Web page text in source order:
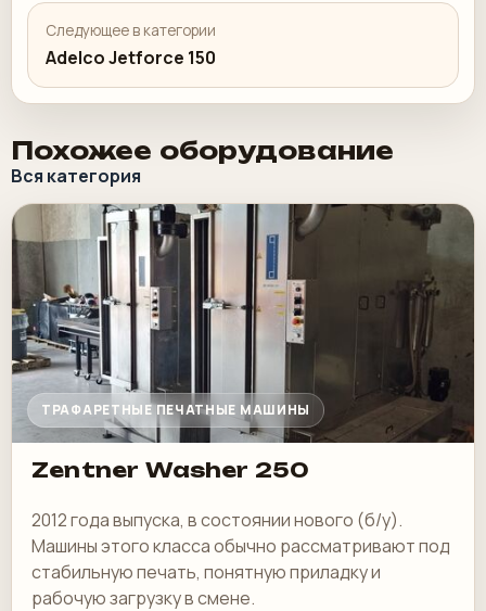
Следующее в категории
Adelco Jetforce 150
Похожее оборудование
Вся категория
ТРАФАРЕТНЫЕ ПЕЧАТНЫЕ МАШИНЫ
Zentner Washer 250
2012 года выпуска, в состоянии нового (б/у).
Машины этого класса обычно рассматривают под
стабильную печать, понятную приладку и
рабочую загрузку в смене.